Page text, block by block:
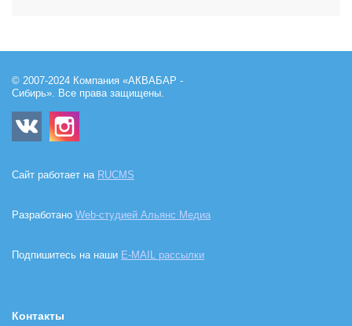
© 2007-2024 Компания «АКВАБАР -
Сибирь». Все права защищены.
Сайт работает на RUCMS
Разработано Web-студией Альянс Медиа
Подпишитесь на наши E-MAIL рассылки
Контакты